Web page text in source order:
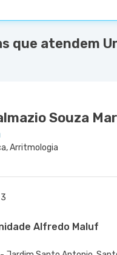
que atendem
Souza
Arritmologia
Alfredo Maluf